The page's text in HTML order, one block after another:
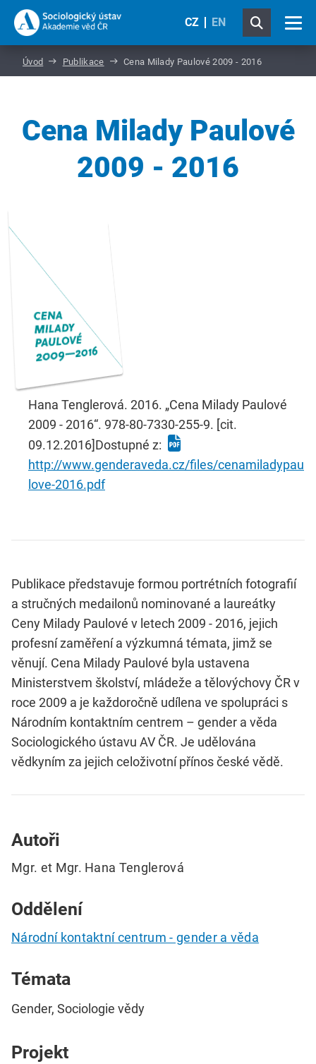
CZ EN
Úvod Publikace Cena Milady Paulové 2009 - 2016
Cena Milady Paulové
2009 - 2016
Hana Tenglerová. 2016. „Cena Milady Paulové
2009 - 2016“. 978-80-7330-255-9. [cit.
09.12.2016]Dostupné z:
http://www.genderaveda.cz/files/cenamiladypau
love-2016.pdf
Publikace představuje formou portrétních fotografií
a stručných medailonů nominované a laureátky
Ceny Milady Paulové v letech 2009 - 2016, jejich
profesní zaměření a výzkumná témata, jimž se
věnují. Cena Milady Paulové byla ustavena
Ministerstvem školství, mládeže a tělovýchovy ČR v
roce 2009 a je každoročně udílena ve spolupráci s
Národním kontaktním centrem – gender a věda
Sociologického ústavu AV ČR. Je udělována
vědkyním za jejich celoživotní přínos české vědě.
Autoři
Mgr. et Mgr. Hana Tenglerová
Oddělení
Národní kontaktní centrum - gender a věda
Témata
Gender, Sociologie vědy
Projekt